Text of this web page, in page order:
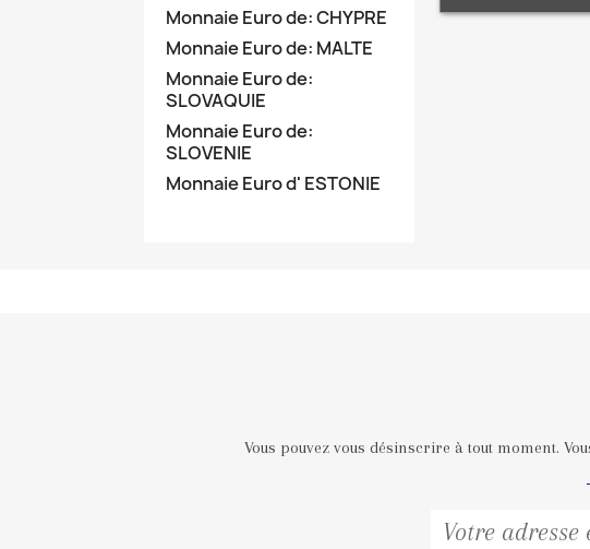
Monnaie Euro de: CHYPRE
Monnaie Euro de: MALTE
Monnaie Euro de:
SLOVAQUIE
Monnaie Euro de:
SLOVENIE
Monnaie Euro d' ESTONIE
Vous pouvez vous désinscrire à tout moment.